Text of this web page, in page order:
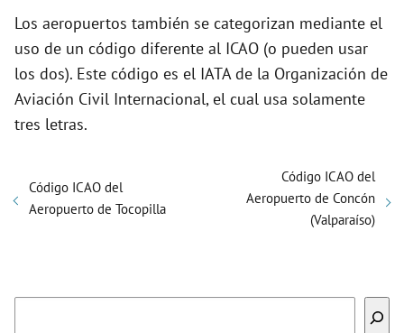
Los aeropuertos también se categorizan mediante el
uso de un código diferente al ICAO (o pueden usar
los dos). Este código es el IATA de la Organización de
Aviación Civil Internacional, el cual usa solamente
tres letras.
Código ICAO del
Aeropuerto de Tocopilla
Código ICAO del
Aeropuerto de Concón
(Valparaíso)